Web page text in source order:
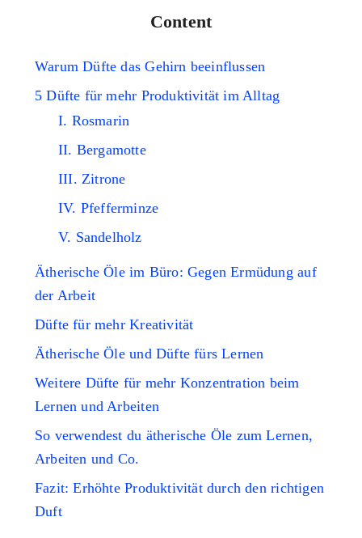
Content
Warum Düfte das Gehirn beeinflussen
5 Düfte für mehr Produktivität im Alltag
I. Rosmarin
II. Bergamotte
III. Zitrone
IV. Pfefferminze
V. Sandelholz
Ätherische Öle im Büro: Gegen Ermüdung auf
der Arbeit
Düfte für mehr Kreativität
Ätherische Öle und Düfte fürs Lernen
Weitere Düfte für mehr Konzentration beim
Lernen und Arbeiten
So verwendest du ätherische Öle zum Lernen,
Arbeiten und Co.
Fazit: Erhöhte Produktivität durch den richtigen
Duft